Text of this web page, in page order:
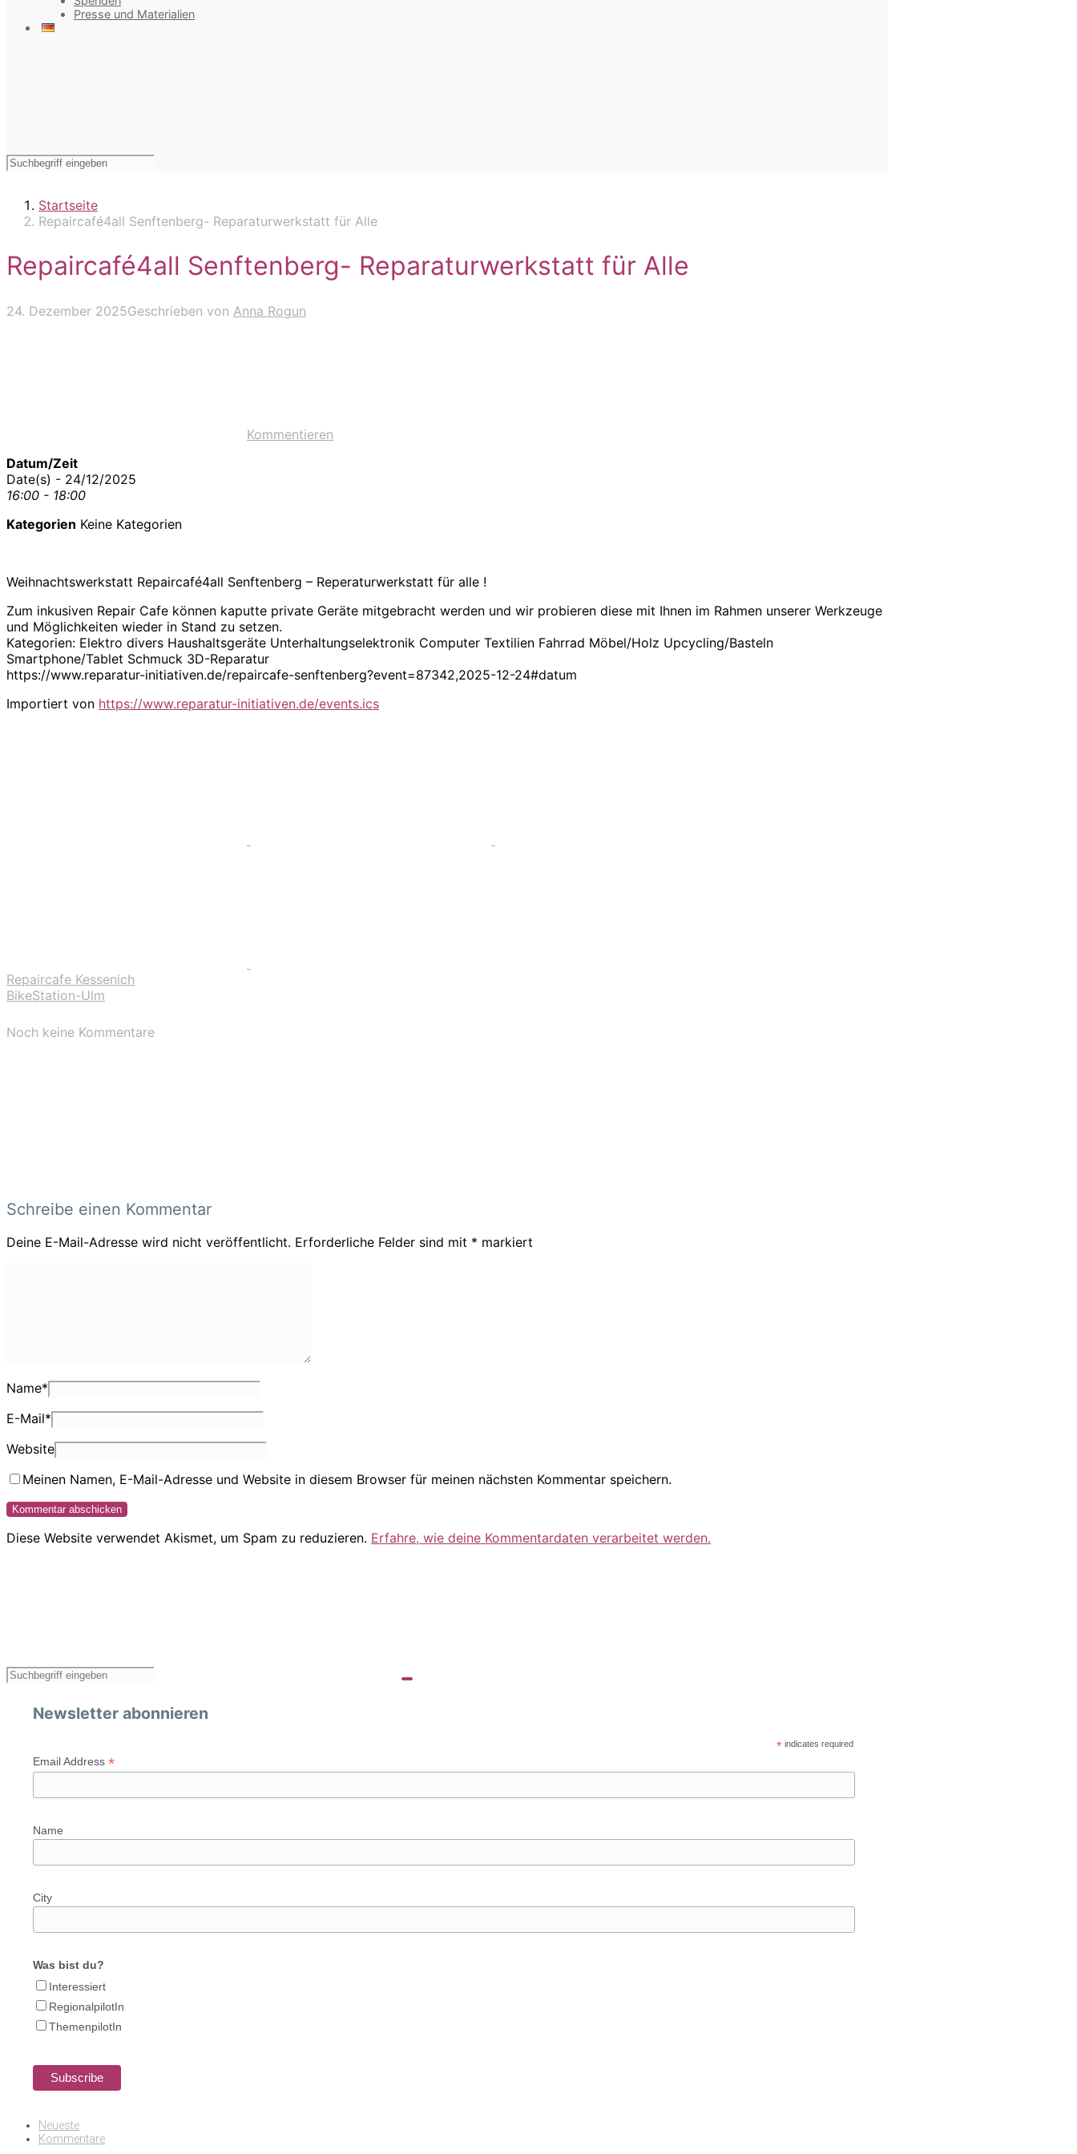
Presse und Materialien
Startseite
Repaircafé4all Senftenberg- Reparaturwerkstatt für Alle
Repaircafé4all Senftenberg- Reparaturwerkstatt für Alle
24. Dezember 2025Geschrieben von Anna Rogun
Kommentieren
Datum/Zeit
Date(s) - 24/12/2025
16:00 - 18:00
Kategorien Keine Kategorien
Weihnachtswerkstatt Repaircafé4all Senftenberg – Reperaturwerkstatt für alle !
Zum inkusiven Repair Cafe können kaputte private Geräte mitgebracht werden und wir probieren diese mit Ihnen im Rahmen unserer Werkzeuge
und Möglichkeiten wieder in Stand zu setzen.
Kategorien: Elektro divers Haushaltsgeräte Unterhaltungselektronik Computer Textilien Fahrrad Möbel/Holz Upcycling/Basteln
Smartphone/Tablet Schmuck 3D-Reparatur
https://www.reparatur-initiativen.de/repaircafe-senftenberg?event=87342,2025-12-24#datum
Importiert von https://www.reparatur-initiativen.de/events.ics
Repaircafe Kessenich
BikeStation-Ulm
Noch keine Kommentare
Schreibe einen Kommentar
Deine E-Mail-Adresse wird nicht veröffentlicht. Erforderliche Felder sind mit * markiert
Name*
E-Mail*
Website
Meinen Namen, E-Mail-Adresse und Website in diesem Browser für meinen nächsten Kommentar speichern.
Diese Website verwendet Akismet, um Spam zu reduzieren. Erfahre, wie deine Kommentardaten verarbeitet werden.
Newsletter abonnieren
* indicates required
Email Address *
Name
City
Was bist du?
Interessiert
RegionalpilotIn
ThemenpilotIn
Neueste
Kommentare